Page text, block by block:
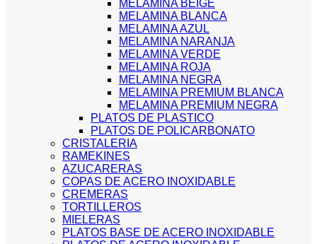
MELAMINA BEIGE
MELAMINA BLANCA
MELAMINA AZUL
MELAMINA NARANJA
MELAMINA VERDE
MELAMINA ROJA
MELAMINA NEGRA
MELAMINA PREMIUM BLANCA
MELAMINA PREMIUM NEGRA
PLATOS DE PLASTICO
PLATOS DE POLICARBONATO
CRISTALERIA
RAMEKINES
AZUCARERAS
COPAS DE ACERO INOXIDABLE
CREMERAS
TORTILLEROS
MIELERAS
PLATOS BASE DE ACERO INOXIDABLE